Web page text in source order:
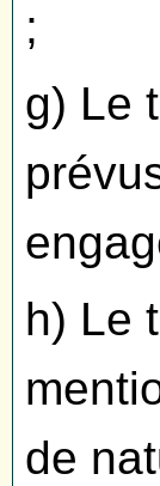
;
g) Le
h) Le
de